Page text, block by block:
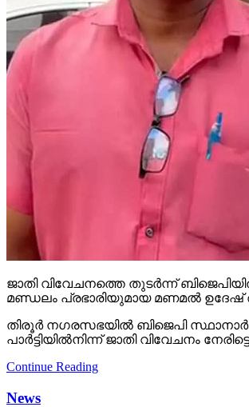
ജാതി വിവേചനത്തെ തുടര്‍ന്ന് ബിജെപിയില്‍
മണ്ഡലം പ്രഭാരിയുമായ മണമല്‍ ഉദേഷ്
തിരൂര്‍ നഗരസഭയില്‍ ബിജെപി
പാര്‍ട്ടിയില്‍നിന്ന് ജാതി വിവേചനം
Continue Reading
News